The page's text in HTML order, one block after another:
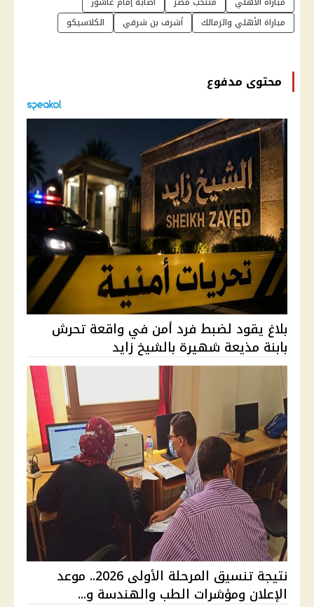
مباراة الأهلي والزمالك
أشرف بن شرقي الكلاسيكو
محتوى مدفوع
بلاغ يقود لضبط فرد أمن في واقعة تحرش
بابنة مذيعة شهيرة بالشيخ زايد
نتيجة تنسيق المرحلة الأولى 2026.. موعد
الإعلان ومؤشرات الطب والهندسة و...